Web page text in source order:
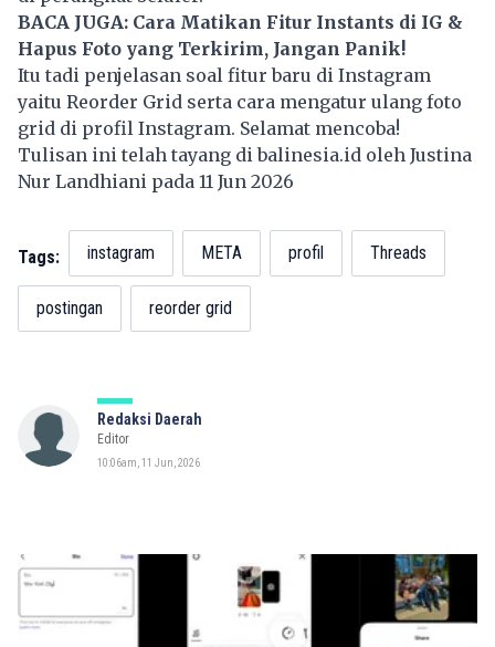
BACA JUGA: Cara Matikan Fitur Instants di IG &
Hapus Foto yang Terkirim, Jangan Panik!
Itu tadi penjelasan soal fitur baru di Instagram
yaitu Reorder Grid serta cara mengatur ulang foto
grid di profil Instagram. Selamat mencoba!
Tulisan ini telah tayang dibalinesia.id oleh Justina
Nur Landhiani pada 11 Jun 2026
Tags: instagram META profil Threads
postingan reorder grid
Redaksi Daerah
Editor
10:06am, 11 Jun, 2026